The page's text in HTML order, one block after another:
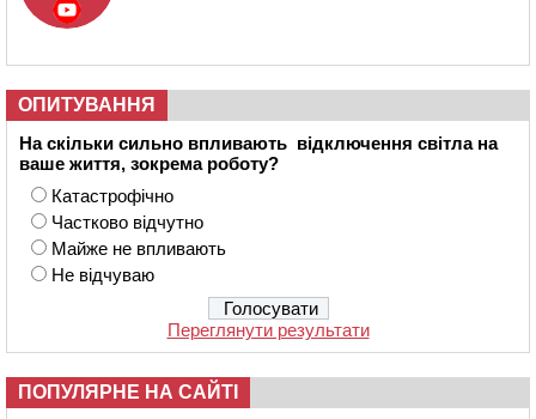
ОПИТУВАННЯ
На скільки сильно впливають відключення світла на
ваше життя, зокрема роботу?
Катастрофічно
Частково відчутно
Майже не впливають
Не відчуваю
Переглянути результати
ПОПУЛЯРНЕ НА САЙТІ